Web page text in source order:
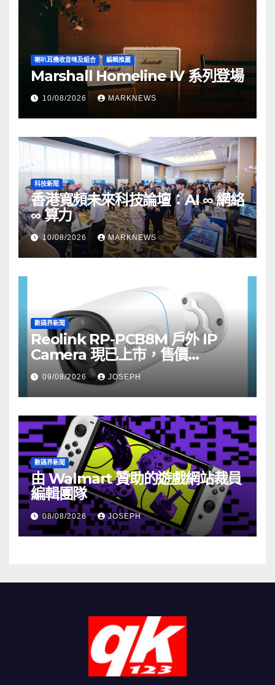
喇叭耳機收音咪及組合 編輯推薦
Marshall Homeline IV 系列登場
10/08/2026 MARKNEWS
科技新聞
香港寬頻未來科技論壇：AI ∞ 網絡
∞ 算力
10/08/2026 MARKNEWS
數碼界新聞
Reolink RP-PCB8M 戶外 IP
Camera 現已上市，售價
HK$722
09/08/2026 JOSEPH
數碼界新聞
由 Walmart 贊助的遊戲網站裁員
編輯團隊
08/08/2026 JOSEPH